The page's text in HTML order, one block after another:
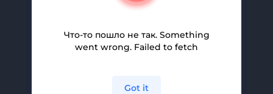
Помощь И Поддержка
Партнерская Программа
Политика Конфиденциальности
Что-то пошло не так. Something
went wrong. Failed to fetch
Got it